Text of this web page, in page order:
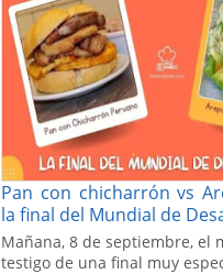
Pan con chicharrón vs
la final del Mundial de
Mañana, 8 de septiembre, el
testigo de una final muy